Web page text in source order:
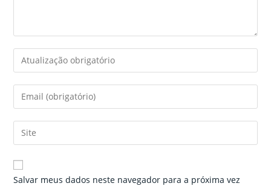
Enter
your
name
comment
Enter
your
email
address
comment
Enter
your
website
URL
Salvar meus dados neste navegador para a próxima vez